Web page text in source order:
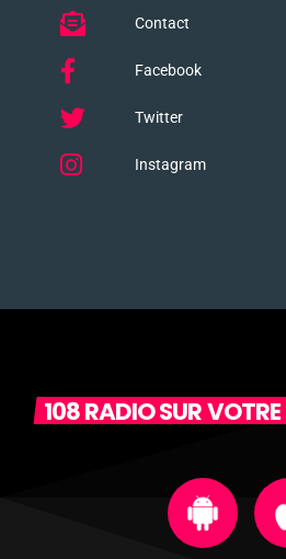
Contact
Facebook
Twitter
Instagram
108 RADIO SUR